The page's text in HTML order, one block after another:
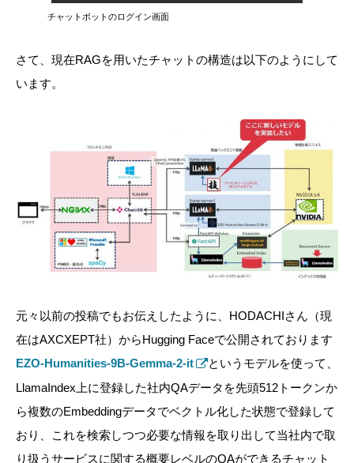
チャットボットのログイン画面
さて、現在RAGを用いたチャットの構造は以下のようにして
います。
元々以前の投稿でもお伝えしたように、HODACHIさん（現
在はAXCXEPT社）からHugging Faceで公開されております
EZO-Humanities-9B-Gemma-2-it
というモデルを使って、
LlamaIndex上に登録した社内QAデータを先頭512トークンか
ら複数のEmbeddingデータでベクトル化した状態で登録して
おり、これを検索しつつ必要な情報を取り出して当社内で取
り扱うサービスに関する概要レベルのQAができるチャット